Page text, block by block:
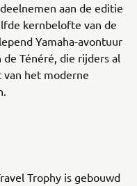
aan de editie
kernbelofte van de
Yamaha-avontuur
Ténéré, die rijders al
van het moderne
Trophy is gebouwd